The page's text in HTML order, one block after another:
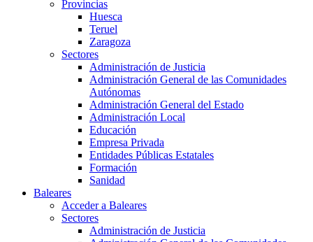
Provincias
Huesca
Teruel
Zaragoza
Sectores
Administración de Justicia
Administración General de las Comunidades
Autónomas
Administración General del Estado
Administración Local
Educación
Empresa Privada
Entidades Públicas Estatales
Formación
Sanidad
Baleares
Acceder a Baleares
Sectores
Administración de Justicia